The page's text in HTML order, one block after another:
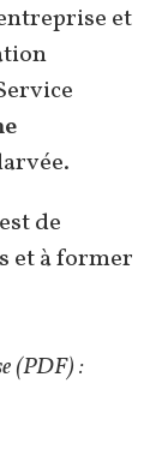
et
de
et à former
(PDF) :